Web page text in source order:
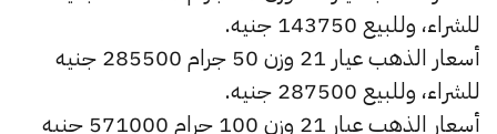
للشراء، وللبيع 143750 جنيه.
أسعار الذهب عيار 21 وزن 50 جرام 285500 جنيه
للشراء، وللبيع 287500 جنيه.
أسعار الذهب عيار 21 وزن 100 جرام 571000 جنيه